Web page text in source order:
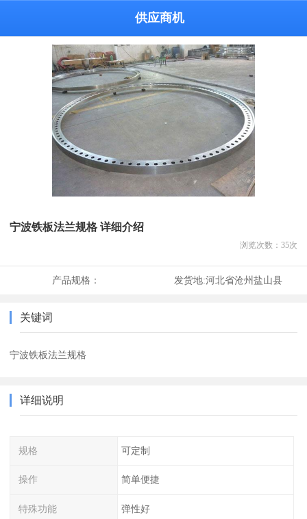
供应商机
宁波铁板法兰规格 详细介绍
浏览次数： 35次
产品规格： 发货地:河北省沧州盐山县
关键词
宁波铁板法兰规格
详细说明
规格 可定制
操作 简单便捷
特殊功能 弹性好